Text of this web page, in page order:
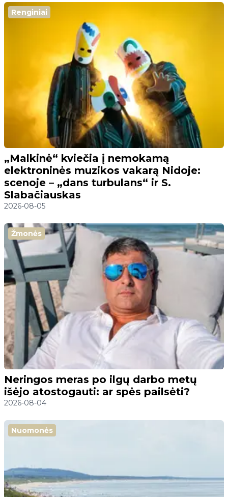
Renginiai
„Malkinė“ kviečia į nemokamą
elektroninės muzikos vakarą Nidoje:
scenoje – „dans turbulans“ ir S.
Slabačiauskas
2026-08-05
Žmonės
Neringos meras po ilgų darbo metų
išėjo atostogauti: ar spės pailsėti?
2026-08-04
Nuomonės